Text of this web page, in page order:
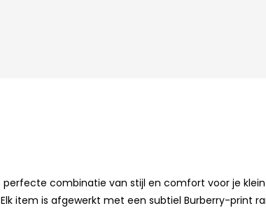
combinatie van stijl en comfort voor je
item is afgewerkt met een subtiel Burberry-print